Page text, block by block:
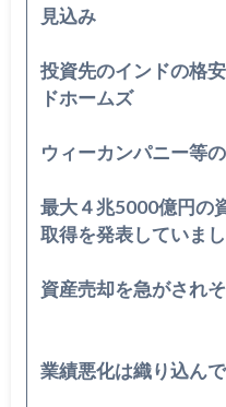
見込み
投資先のインドの格
ドホームズ
ウィーカンパニー等
最大４兆5000億円の
取得を発表していま
資産売却を急がされそ
業績悪化は織り込ん